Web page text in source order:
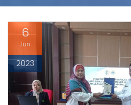
n
6
Jun
2023